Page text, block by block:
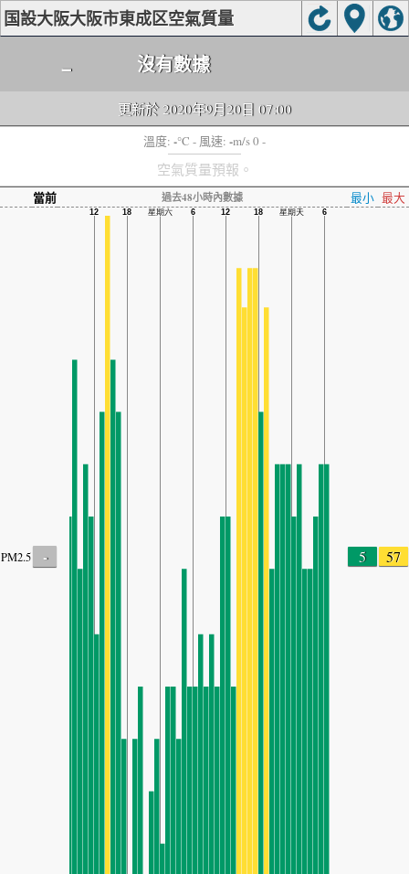
国設大阪大阪市東成区空氣質量
- 沒有數據
更新於 2020年9月20日 07:00
溫度: -°C - 風速: -m/s 0 -
空氣質量預報。
當前 過去48小時內數據 最小 最大
PM2.5 - 5 57